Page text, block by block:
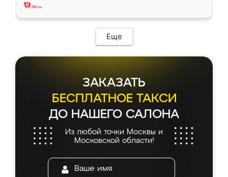
Еще
ЗАКАЗАТЬ
БЕСПЛАТНОЕ ТАКСИ
ДО НАШЕГО САЛОНА
Из любой точки Москвы и
Московской области!